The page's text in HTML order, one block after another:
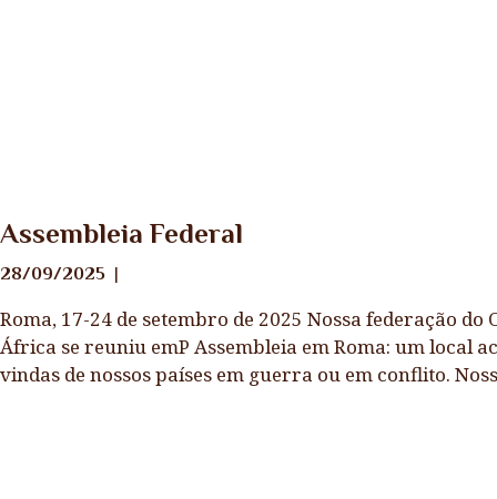
Assembleia Federal
28/09/2025
Roma, 17-24 de setembro de 2025 Nossa federação do
África se reuniu emP Assembleia em Roma: um local
vindas de nossos países em guerra ou em conflito.